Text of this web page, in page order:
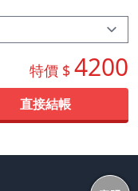
特價 $ 4200
直接結帳